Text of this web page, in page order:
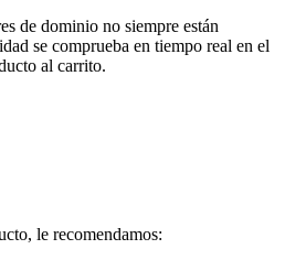
de dominio no siempre están
se comprueba en tiempo real en el
al carrito.
le recomendamos: